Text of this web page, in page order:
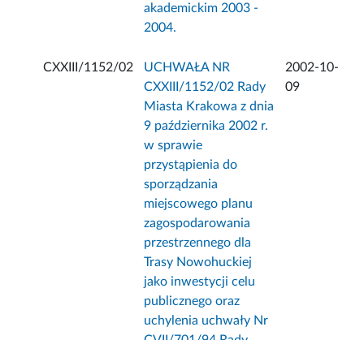
akademickim 2003 -
2004.
CXXIII/1152/02
UCHWAŁA NR
CXXIII/1152/02 Rady
Miasta Krakowa z dnia
9 października 2002 r.
w sprawie
przystąpienia do
sporządzania
miejscowego planu
zagospodarowania
przestrzennego dla
Trasy Nowohuckiej
jako inwestycji celu
publicznego oraz
uchylenia uchwały Nr
2002-10-
09